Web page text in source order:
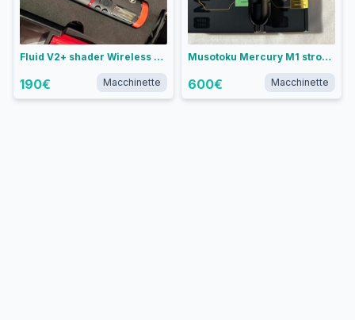
Fluid V2+ shader Wireless Tattoo Pen - Corsa 3.5 mm
190€ Macchinette
Musotoku Mercury M1 stroke 4.3
600€ Macchinette